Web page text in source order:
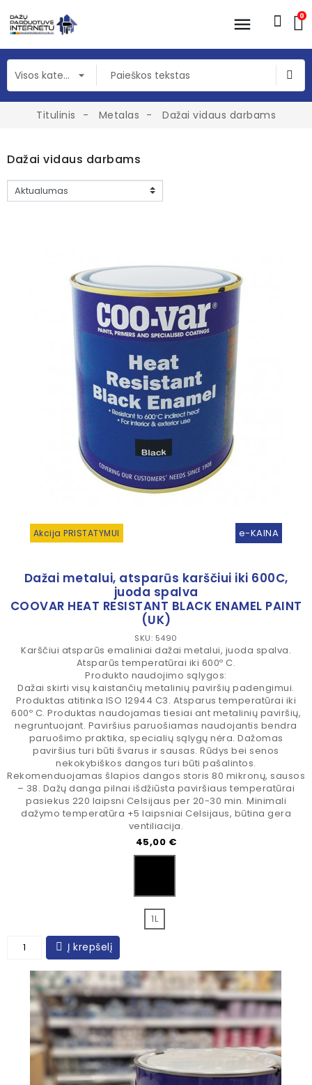
0
Titulinis Metalas Dažai vidaus darbams
Dažai vidaus darbams
Akcija PRISTATYMUI e-KAINA
Dažai metalui, atsparūs karščiui iki 600C,
juoda spalva
COOVAR HEAT RESISTANT BLACK ENAMEL PAINT
(UK)
SKU: 5490
Karščiui atsparūs emaliniai dažai metalui, juoda spalva.
Atsparūs temperatūrai iki 600º C.
Produkto naudojimo sąlygos:
Dažai skirti visų kaistančių metalinių paviršių padengimui.
Produktas atitinka ISO 12944 C3. Atsparus temperatūrai iki
600º C. Produktas naudojamas tiesiai ant metalinių paviršių,
negruntuojant. Paviršius paruošiamas naudojantis bendra
paruošimo praktika, specialių sąlygų nėra. Dažomas
paviršius turi būti švarus ir sausas. Rūdys bei senos
nekokybiškos dangos turi būti pašalintos.
Rekomenduojamas šlapios dangos storis 80 mikronų, sausos
– 38. Dažų danga pilnai išdžiūsta paviršiaus temperatūrai
pasiekus 220 laipsni Celsijaus per 20-30 min. Minimali
dažymo temperatūra +5 laipsniai Celsijaus, būtina gera
ventiliacija.
Kaina
45,00 €
1L
Į krepšelį